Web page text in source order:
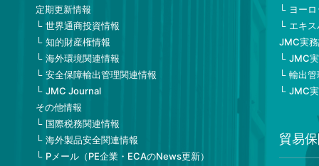
定期更新情報
世界通商投資情報
知的財産権情報
海外環境関連情報
安全保障輸出管理関連情報
JMC Journal
その他情報
国際税務関連情報
海外製品安全関連情報
Pメール（PE企業・ECAのNews更新）
ヨー
エキ
JMC実
JMC
輸出
JMC
貿易